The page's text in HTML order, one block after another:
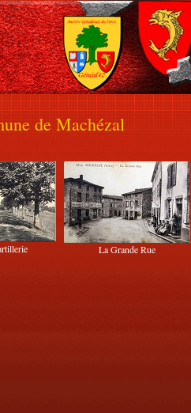
de Machézal
La Grande Rue